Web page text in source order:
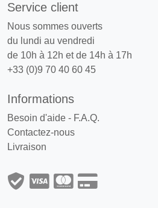
Service client
Nous sommes ouverts
du lundi au vendredi
de 10h à 12h et de 14h à 17h
+33 (0)9 70 40 60 45
Informations
Besoin d'aide - F.A.Q.
Contactez-nous
Livraison